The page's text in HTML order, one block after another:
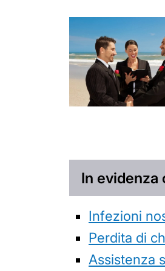
In evidenza
Infezioni
Perdita di
Assistenza